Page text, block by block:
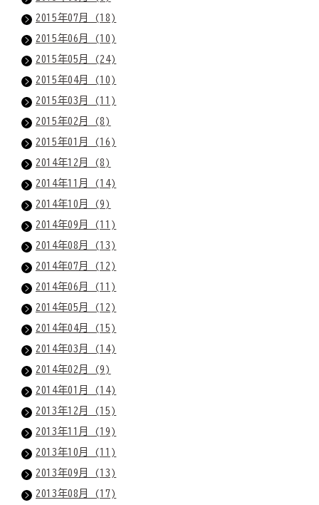
2015年07月 (18)
2015年06月 (10)
2015年05月 (24)
2015年04月 (10)
2015年03月 (11)
2015年02月 (8)
2015年01月 (16)
2014年12月 (8)
2014年11月 (14)
2014年10月 (9)
2014年09月 (11)
2014年08月 (13)
2014年07月 (12)
2014年06月 (11)
2014年05月 (12)
2014年04月 (15)
2014年03月 (14)
2014年02月 (9)
2014年01月 (14)
2013年12月 (15)
2013年11月 (19)
2013年10月 (11)
2013年09月 (13)
2013年08月 (17)